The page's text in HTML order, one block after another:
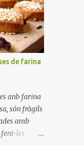
pessic de
alguna
o
o
dir que
la
tallats
Aquesta
pastís
es
de farina
anb farina
són fràgils
amb
les